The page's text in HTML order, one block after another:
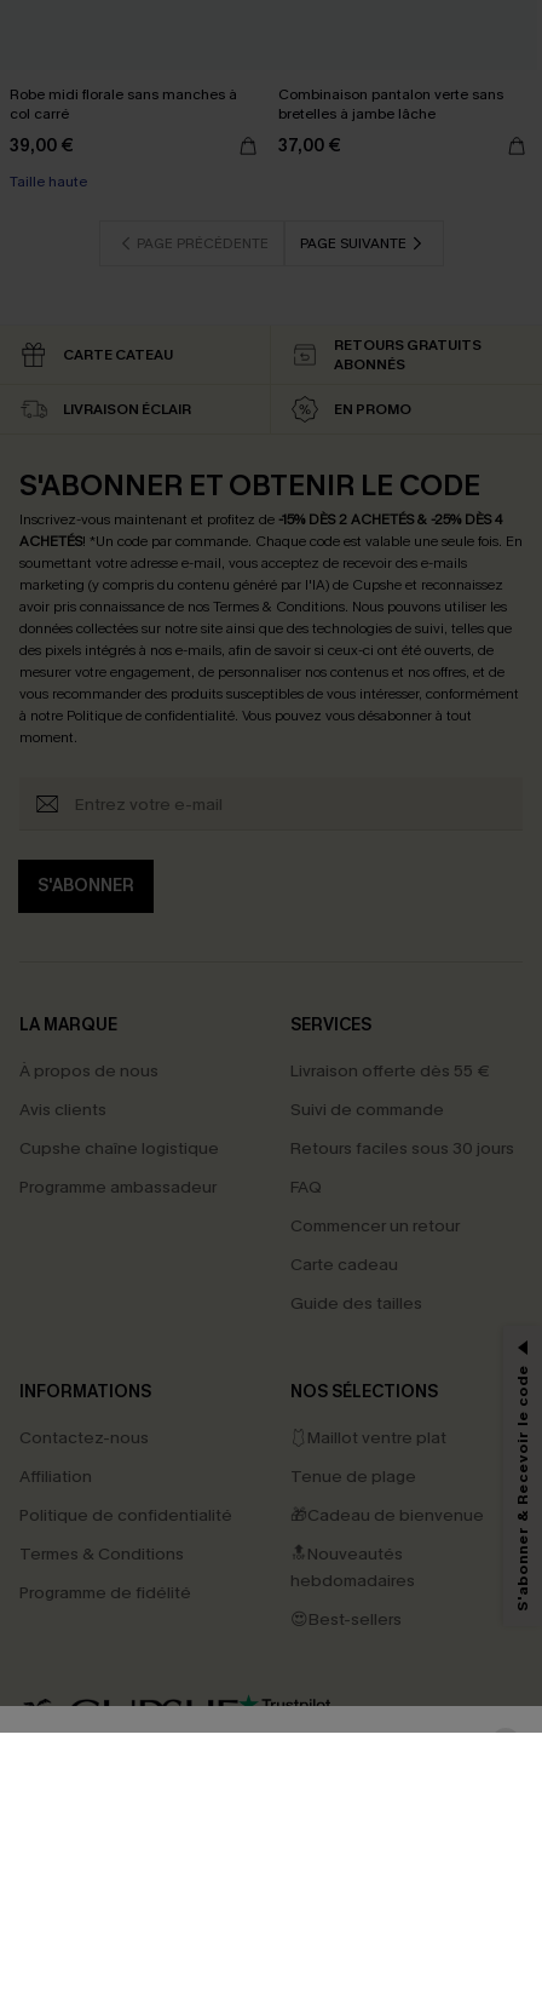
Robe midi florale sans manches à
col carré
39,00 €
Taille haute
Combinaison pantalon verte sans
bretelles à jambe lâche
37,00 €
PAGE PRÉCÉDENTE PAGE SUIVANTE
CARTE CATEAU
RETOURS GRATUITS
ABONNÉS
LIVRAISON ÉCLAIR EN PROMO
S'ABONNER ET OBTENIR LE CODE
Inscrivez-vous maintenant et profitez de -15% DÈS 2 ACHETÉS & -25% DÈS 4
ACHETÉS! *Un code par commande. Chaque code est valable une seule fois. En
soumettant votre adresse e-mail, vous acceptez de recevoir des e-mails
marketing (y compris du contenu généré par l'IA) de Cupshe et reconnaissez
avoir pris connaissance de nosTermes & Conditions. Nous pouvons utiliser les
données collectées sur notre site ainsi que des technologies de suivi, telles que
des pixels intégrés à nos e-mails, afin de savoir si ceux-ci ont été ouverts, de
mesurer votre engagement, de personnaliser nos contenus et nos offres, et de
vous recommander des produits susceptibles de vous intéresser, conformément
à notre Politique de confidentialité. Vous pouvez vous désabonner à tout
moment.
S'ABONNER
LA MARQUE
À propos de nous
Avis clients
Cupshe chaîne logistique
Programme ambassadeur
SERVICES
Livraison offerte dès 55 €
Suivi de commande
Retours faciles sous 30 jours
FAQ
Commencer un retour
Carte cadeau
Guide des tailles
INFORMATIONS
Contactez-nous
Affiliation
Politique de confidentialité
Termes & Conditions
Programme de fidélité
NOS SÉLECTIONS
🩱Maillot ventre plat
Tenue de plage
🎁Cadeau de bienvenue
🔝Nouveautés
hebdomadaires
😍Best-sellers
4.4
PROFITEZ DE -15%
marketing (y compris du contenu généré par l'IA) de Cupshe et
pouvons utiliser les données collectées sur notre site ainsi que des
savoir si ceux-ci ont été ouverts, de mesurer votre engagement, de
personnaliser nos contenus et nos offres, et de vous recommander des
produits susceptibles de vous intéresser, conformément à notre
Politique de
. Vous pouvez vous désabonner à tout moment.
S'abonner & Recevoir le code